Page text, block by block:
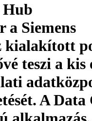
Hub
a Siemens
kialakított
teszi a kis
A Data